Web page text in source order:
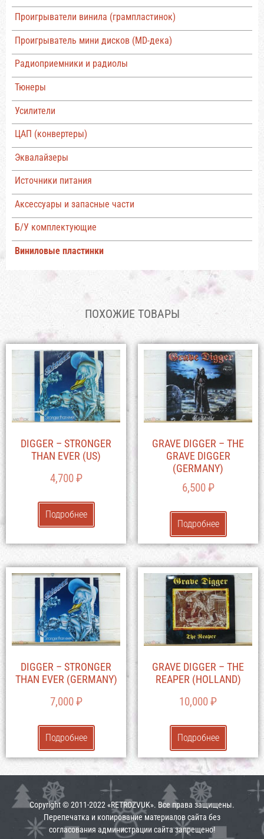
Проигрыватели винила (грампластинок)
Проигрыватель мини дисков (MD-дека)
Радиоприемники и радиолы
Тюнеры
Усилители
ЦАП (конвертеры)
Эквалайзеры
Источники питания
Аксессуары и запасные части
Б/У комплектующие
Виниловые пластинки
ПОХОЖИЕ ТОВАРЫ
DIGGER – STRONGER
THAN EVER (US)
4,700₽
Подробнее
GRAVE DIGGER – THE
GRAVE DIGGER
(GERMANY)
6,500₽
Подробнее
DIGGER – STRONGER
THAN EVER (GERMANY)
7,000₽
Подробнее
GRAVE DIGGER – THE
REAPER (HOLLAND)
10,000₽
Подробнее
Copyright © 2011-2022 «RETROZVUK». Все права защищены.
Перепечатка и копирование материалов сайта без
согласования администрации сайта запрещено!